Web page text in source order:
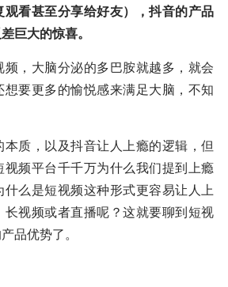
观看甚至分享给好友），抖音的产品
巨大的惊喜。
频，大脑分泌的多巴胺就越多，就会
想要更多的愉悦感来满足大脑，不知
本质，以及抖音让人上瘾的逻辑，但
视频平台千千万为什么我们提到上瘾
什么是短视频这种形式更容易让人上
长视频或者直播呢？这就要聊到短视
品优势了。